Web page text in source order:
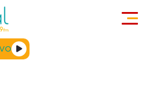
al contenido